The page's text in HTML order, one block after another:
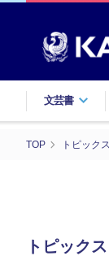
文芸書
TOP トピック
トピックス